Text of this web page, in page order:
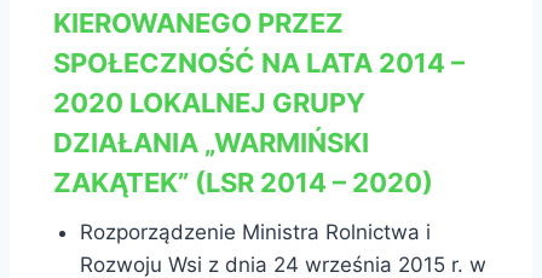
KIEROWANEGO PRZEZ
SPOŁECZNOŚĆ NA LATA 2014 –
2020 LOKALNEJ GRUPY
DZIAŁANIA „WARMIŃSKI
ZAKĄTEK” (LSR 2014 – 2020)
Rozporządzenie Ministra Rolnictwa i
Rozwoju Wsi z dnia 24 września 2015 r. w